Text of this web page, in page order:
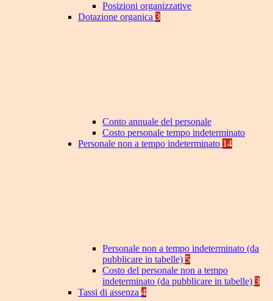
Posizioni organizzative
Dotazione organica 3
Conto annuale del personale
Costo personale tempo indeterminato
Personale non a tempo indeterminato 14
Personale non a tempo indeterminato (da
pubblicare in tabelle) 5
Costo del personale non a tempo
indeterminato (da pubblicare in tabelle) 3
Tassi di assenza 4